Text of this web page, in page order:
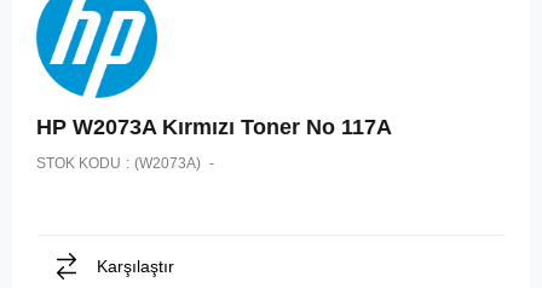
HP W2073A Kırmızı Toner No 117A
STOK KODU (W2073A)
Karşılaştır